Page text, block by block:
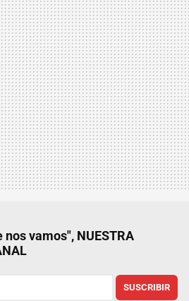
nos vamos", NUESTRA
SUSCRIBIR